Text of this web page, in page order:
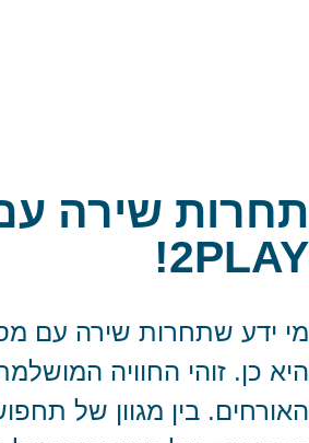
תחרות שירה
2PLAY!
מי ידע שתחרות שירה עם
היא כן. זוהי החוויה
האורחים. בין מגוון של